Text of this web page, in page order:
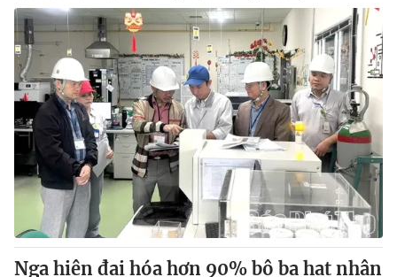
Pháp luật
Y tế
Thế giới
Tin tức
Thế giới đó đây
Câu chuyện quốc tế
Kinh tế
Tài chính
Thị trường
Dữ liệu và đời sống
Truyền hình
Nga hiện đại hóa hơn 90% bộ ba hạt nhân